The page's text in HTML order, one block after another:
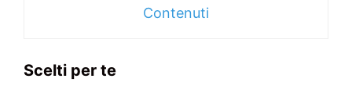
Contenuti
Scelti per te